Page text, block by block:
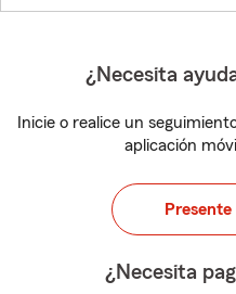
¿Necesita
Inicie o realice un
aplicación
¿Necesita